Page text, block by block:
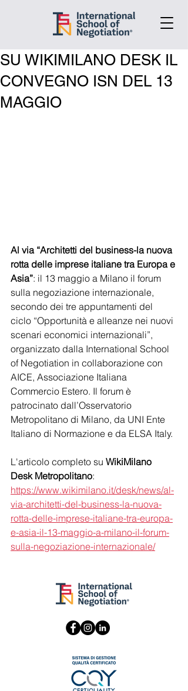
SU WIKIMILANO DESK IL
CONVEGNO ISN DEL 13
MAGGIO
Al via “Architetti del business-la nuova
rotta delle imprese italiane tra Europa e
Asia”: il 13 maggio a Milano il forum
sulla negoziazione internazionale,
secondo dei tre appuntamenti del
ciclo “Opportunità e alleanze nei nuovi
scenari economici internazionali”,
organizzato dalla International School
of Negotiation in collaborazione con
AICE, Associazione Italiana
Commercio Estero. Il forum è
patrocinato dall’Osservatorio
Metropolitano di Milano, da UNI Ente
Italiano di Normazione e da ELSA Italy.
L'articolo completo su WikiMilano
Desk Metropolitano:
https://www.wikimilano.it/desk/news/al-
via-architetti-del-business-la-nuova-
rotta-delle-imprese-italiane-tra-europa-
e-asia-il-13-maggio-a-milano-il-forum-
sulla-negoziazione-internazionale/